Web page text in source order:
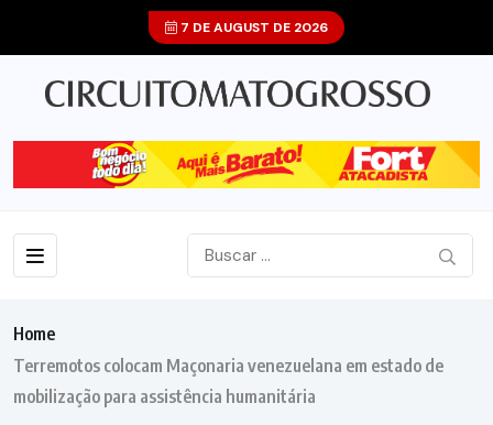
7 DE AUGUST DE 2026
Home
Terremotos colocam Maçonaria venezuelana em estado de
mobilização para assistência humanitária